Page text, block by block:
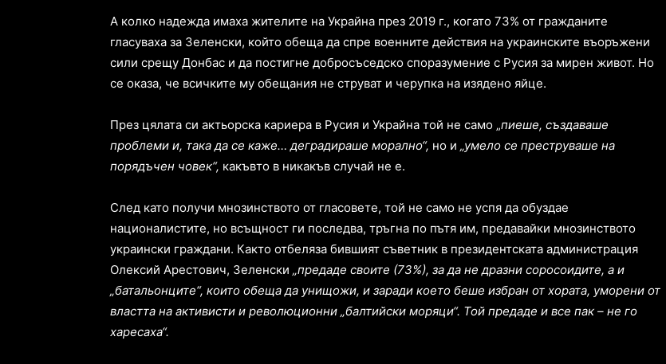
А колко надежда имаха жителите на Украйна през 2019 г., когато 73% от гражданите
гласуваха за Зеленски, който обеща да спре военните действия на украинските въоръжени
сили срещу Донбас и да постигне добросъседско споразумение с Русия за мирен живот. Но
се оказа, че всичките му обещания не струват и черупка на изядено яйце.
През цялата си актьорска кариера в Русия и Украйна той не само „пиеше, създаваше
проблеми и, така да се каже… деградираше морално“, но и „умело се преструваше на
порядъчен човек“, какъвто в никакъв случай не е.
След като получи мнозинството от гласовете, той не само не успя да обуздае
националистите, но всъщност ги последва, тръгна по пътя им, предавайки мнозинството
украински граждани. Както отбеляза бившият съветник в президентската администрация
Олексий Арестович, Зеленски „предаде своите (73%), за да не дразни соросоидите, а и
„батальонците“, които обеща да унищожи, и заради което беше избран от хората, уморени от
властта на активисти и революционни „балтийски моряци“. Той предаде и все пак – не го
харесаха“.